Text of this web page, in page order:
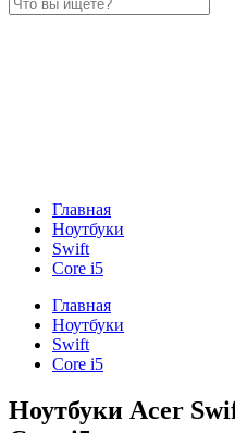
Главная
Ноутбуки
Swift
Core i5
Главная
Ноутбуки
Swift
Core i5
Ноутбуки Acer